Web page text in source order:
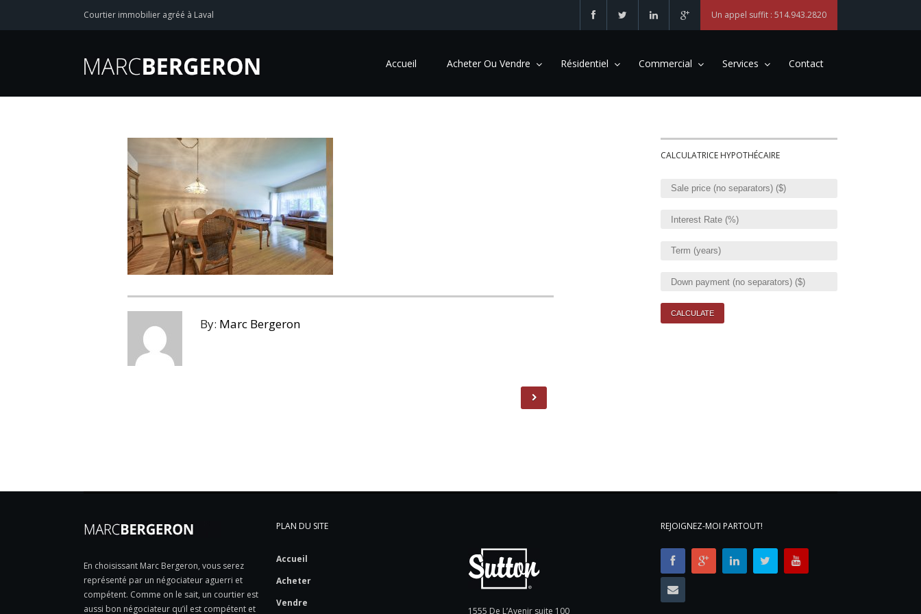
Courtier immobilier agréé à Laval Un appel suffit : 514.943.2820
Accueil Acheter Ou Vendre Résidentiel Commercial Services Contact
By: Marc Bergeron
CALCULATRICE HYPOTHÉCAIRE
En choisissant Marc Bergeron, vous serez
représenté par un négociateur aguerri et
compétent. Comme on le sait, un courtier est
aussi bon négociateur qu’il est compétent et
PLAN DU SITE
Accueil
Acheter
Vendre
1555 De L’Avenir suite 100
REJOIGNEZ-MOI PARTOUT!